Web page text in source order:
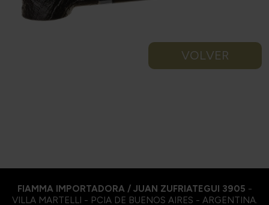
VOLVER
FIAMMA IMPORTADORA / JUAN ZUFRIATEGUI 3905 -
VILLA MARTELLI - PCIA DE BUENOS AIRES - ARGENTINA.